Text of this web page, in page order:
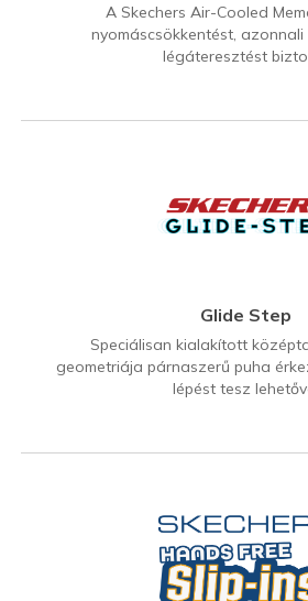
A Skechers Air-Cooled
nyomáscsökkentést, azonnali
légáteresztést
Glide Step
Speciálisan kialakított
geometriája párnaszerű puha
lépést tesz